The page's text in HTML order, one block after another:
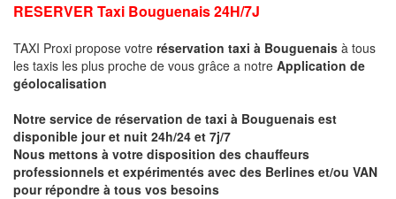
RESERVER Taxi Bouguenais 24H/7J
TAXI Proxi propose votre réservation taxi à Bouguenais à tous
les taxis les plus proche de vous grâce a notre Application de
géolocalisation
Notre service de réservation de taxi à Bouguenais est
disponible jour et nuit 24h/24 et 7j/7
Nous mettons à votre disposition des chauffeurs
professionnels et expérimentés avec des Berlines et/ou VAN
pour répondre à tous vos besoins